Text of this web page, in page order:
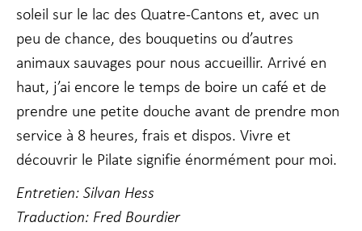
soleil sur le lac des Quatre-Cantons et, avec un
peu de chance, des bouquetins ou d’autres
animaux sauvages pour nous accueillir. Arrivé en
haut, j’ai encore le temps de boire un café et de
prendre une petite douche avant de prendre mon
service à 8 heures, frais et dispos. Vivre et
découvrir le Pilate signifie énormément pour moi.
Entretien: Silvan Hess
Traduction: Fred Bourdier